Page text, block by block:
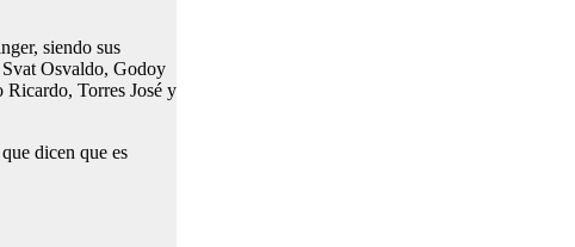
siendo sus
Osvaldo, Godoy
Torres José y
dicen que es